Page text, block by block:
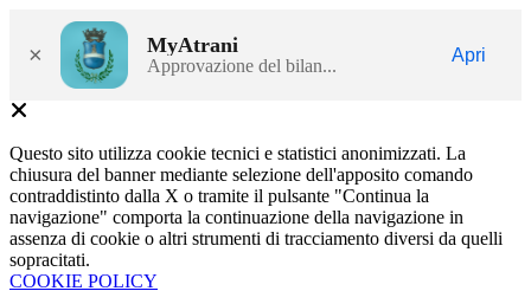
× MyAtrani
Approvazione del bilan...
Apri
Questo sito utilizza cookie tecnici e statistici anonimizzati. La
chiusura del banner mediante selezione dell'apposito comando
contraddistinto dalla X o tramite il pulsante "Continua la
navigazione" comporta la continuazione della navigazione in
assenza di cookie o altri strumenti di tracciamento diversi da quelli
sopracitati.
COOKIE POLICY